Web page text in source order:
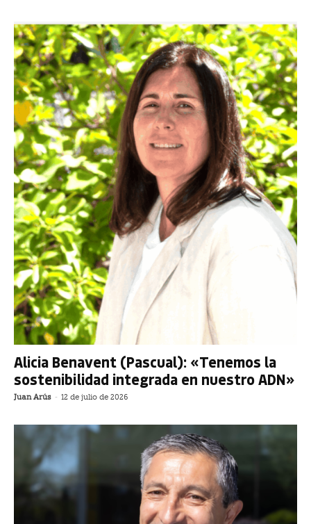
Alicia Benavent (Pascual): «Tenemos la
sostenibilidad integrada en nuestro ADN»
Juan Arús - 12 de julio de 2026